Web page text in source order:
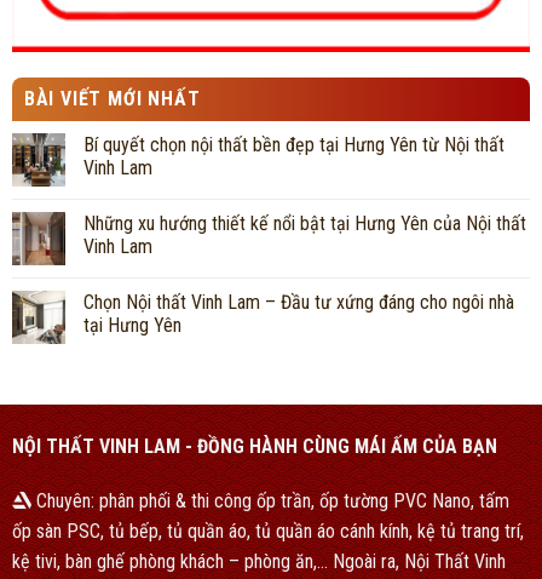
BÀI VIẾT MỚI NHẤT
Bí quyết chọn nội thất bền đẹp tại Hưng Yên từ Nội thất
Vinh Lam
Những xu hướng thiết kế nổi bật tại Hưng Yên của Nội thất
Vinh Lam
Chọn Nội thất Vinh Lam – Đầu tư xứng đáng cho ngôi nhà
tại Hưng Yên
NỘI THẤT VINH LAM - ĐỒNG HÀNH CÙNG MÁI ẤM CỦA BẠN
Chuyên: phân phối & thi công ốp trần, ốp tường PVC Nano, tấm
ốp sàn PSC, tủ bếp, tủ quần áo, tủ quần áo cánh kính, kệ tủ trang trí,
kệ tivi, bàn ghế phòng khách – phòng ăn,… Ngoài ra, Nội Thất Vinh